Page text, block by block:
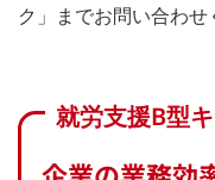
ク」までお問い合わせ
就労支援B型